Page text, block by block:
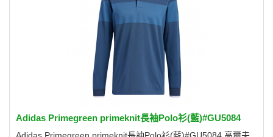
Adidas Primegreen primeknit長袖Polo衫(藍)#GU5084